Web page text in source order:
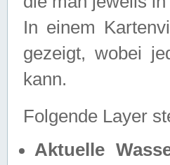
In einem
gezeigt, wobei
kann.
Folgende Layer
Aktuelle